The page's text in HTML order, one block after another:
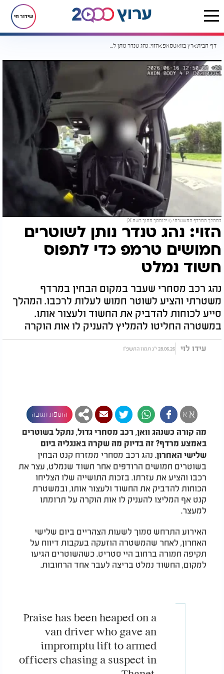
שידור חי
דף הבית רץ בוואטסאפ הזוי: נהג טנדר נותן לשוטרים חמושים טרמפ כדי לתפוס חשוד נמלט
במהלך המרדף המשטרתי. (צילומסך מתוך רשת X)
הזוי: נהג טנדר נותן לשוטרים
חמושים טרמפ כדי לתפוס
חשוד נמלט
נהג רכב מסחרי שעבר במקום הבחין במרדף
משטרתי והציע לשוטר חמוש לעלות לרכבו. המהלך
סייע לכוחות להדביק את החשוד ולעצור אותו.
במשטרה החליטו להמליץ להעניק לו אות הוקרה
עידו לוי 28.06.26 י"ג תמוז התשפ"ו
א א הוספת תגובה
מה קורה כשנהג וואן, רכב מסחרי גדול, נתקל בשוטרים
באמצע מרדף? זה בדיוק מה שקרה באנגליה ביום
שלישי האחרון. נהג רכב מסחרי ממזרח קנט הבחין
בשוטרים חמושים הרודפים אחר חשוד שנמלט, עצר את
רכבו והציע את עזרתו. בזכות התושייה שלו הצליחו
הכוחות להדביק את החשוד ולעצור אותו, ובמשטרת
קנט אף המליצו להעניק לו אות הוקרה על תרומתו
למעצר.
האירוע התרחש סמוך לשעות הצהריים ביום שלישי
האחרון, לאחר שהמשטרה הוזעקה בעקבות דיווח על
תקיפה חמורה ברחוב היי סטריט. כשהשוטרים הגיעו
למקום, החשוד נמלט בריצה לעבר אחד הרחובות.
Praise has been heaped on a
van driver who gave an
impromptu lift to armed
officers chasing a suspect in